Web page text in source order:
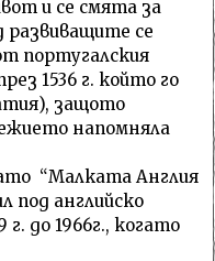
и се смята за
се
португалския
1536 г. който го
защото
напомняла
“Малката Англия
под английско
г. до 1966г., когато